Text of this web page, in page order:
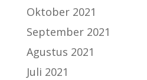
Oktober 2021
September 2021
Agustus 2021
Juli 2021